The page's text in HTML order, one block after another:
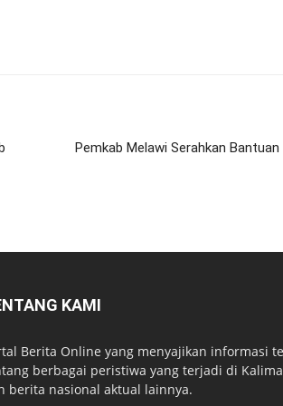
Pemkab Melawi Serahkan Bantuan
KAMI
Berita Online yang menyajikan informasi
berbagai peristiwa yang terjadi di
berita nasional aktual lainnya.